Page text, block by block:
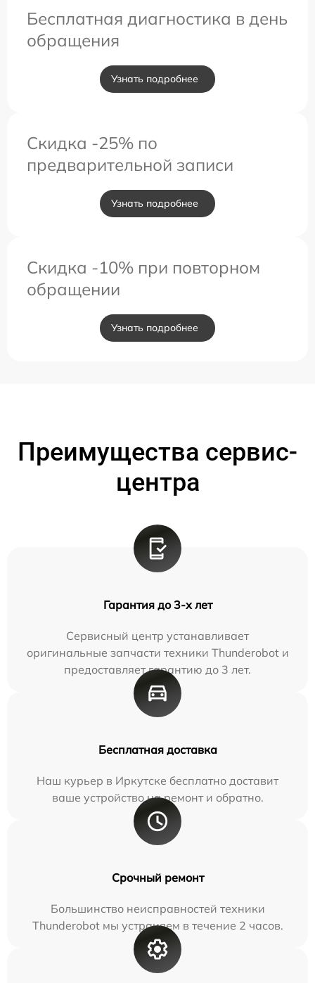
Бесплатная диагностика в день
обращения
Узнать подробнее
Скидка -25% по
предварительной записи
Узнать подробнее
Скидка -10% при повторном
обращении
Узнать подробнее
Преимущества сервис-
центра
Гарантия до 3-х лет
Сервисный центр устанавливает
оригинальные запчасти техники Thunderobot и
предоставляет гарантию до 3 лет.
Бесплатная доставка
Наш курьер в Иркутске бесплатно доставит
ваше устройство на ремонт и обратно.
Срочный ремонт
Большинство неисправностей техники
Thunderobot мы устраняем в течение 2 часов.